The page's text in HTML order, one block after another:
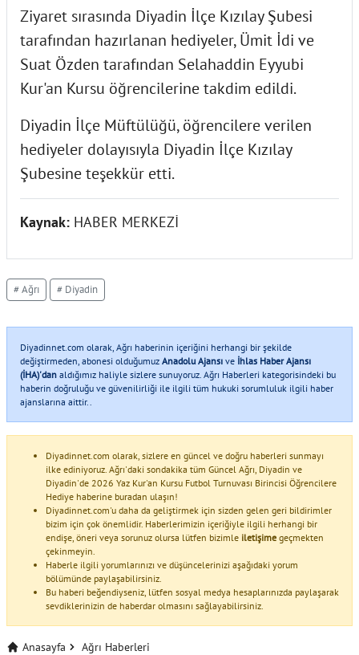
Ziyaret sırasında Diyadin İlçe Kızılay Şubesi
tarafından hazırlanan hediyeler, Ümit İdi ve
Suat Özden tarafından Selahaddin Eyyubi
Kur'an Kursu öğrencilerine takdim edildi.
Diyadin İlçe Müftülüğü, öğrencilere verilen
hediyeler dolayısıyla Diyadin İlçe Kızılay
Şubesine teşekkür etti.
Kaynak: HABER MERKEZİ
# Ağrı # Diyadin
Diyadinnet.com olarak, Ağrı haberinin içeriğini herhangi bir şekilde
değiştirmeden, abonesi olduğumuz Anadolu Ajansı ve İhlas Haber Ajansı
(İHA)'dan aldığımız haliyle sizlere sunuyoruz. Ağrı Haberleri kategorisindeki bu
haberin doğruluğu ve güvenilirliği ile ilgili tüm hukuki sorumluluk ilgili haber
ajanslarına aittir..
Diyadinnet.com olarak, sizlere en güncel ve doğru haberleri sunmayı
ilke ediniyoruz. Ağrı'daki sondakika tüm Güncel Ağrı, Diyadin ve
Diyadin'de 2026 Yaz Kur'an Kursu Futbol Turnuvası Birincisi Öğrencilere
Hediye haberine buradan ulaşın!
Diyadinnet.com'u daha da geliştirmek için sizden gelen geri bildirimler
bizim için çok önemlidir. Haberlerimizin içeriğiyle ilgili herhangi bir
endişe, öneri veya sorunuz olursa lütfen bizimle iletişime geçmekten
çekinmeyin.
Haberle ilgili yorumlarınızı ve düşüncelerinizi aşağıdaki yorum
bölümünde paylaşabilirsiniz.
Bu haberi beğendiyseniz, lütfen sosyal medya hesaplarınızda paylaşarak
sevdiklerinizin de haberdar olmasını sağlayabilirsiniz.
Anasayfa Ağrı Haberleri